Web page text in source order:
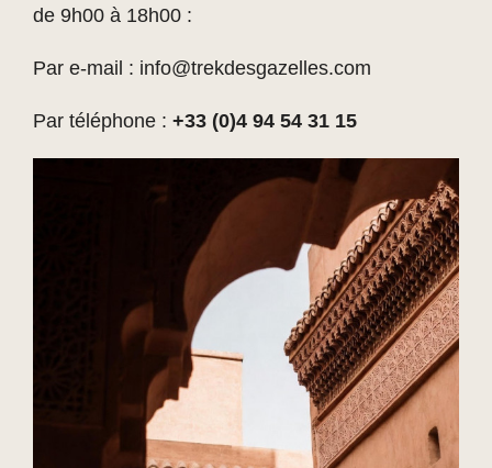
de 9h00 à 18h00 :
Par e-mail : info@trekdesgazelles.com
Par téléphone : +33 (0)4 94 54 31 15